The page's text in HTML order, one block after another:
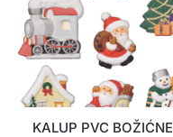
KALUP PVC BOŽIĆNE